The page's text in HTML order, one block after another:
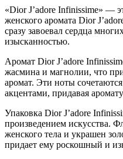
«Dior J’adore Infinissime» —
женского аромата Dior
сразу завоевал сердца
изысканностью.
Аромат Dior J’adore
жасмина и магнолии, что
аромат. Эти ноты
акцентами, придавая
Упаковка Dior J’adore
произведением искусства.
женского тела и украшен
придает ему роскошный и